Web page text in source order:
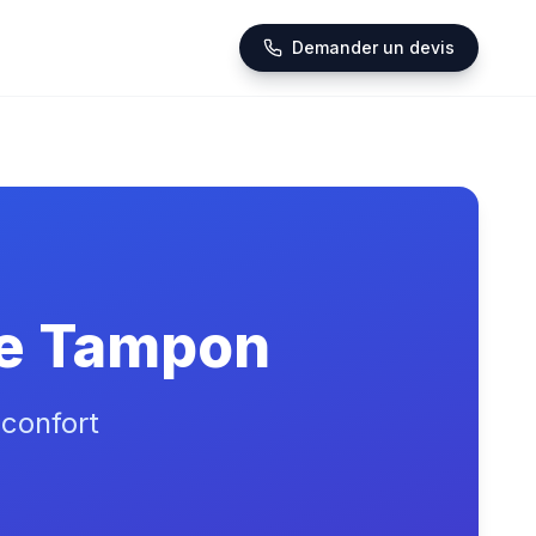
Demander un devis
Tampon